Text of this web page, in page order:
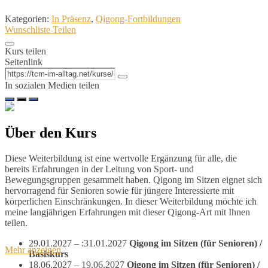
Kategorien: In Präsenz, Qigong-Fortbildungen
Wunschliste Teilen
Kurs teilen
Seitenlink
In sozialen Medien teilen
Über den Kurs
Diese Weiterbildung ist eine wertvolle Ergänzung für alle, die
bereits Erfahrungen in der Leitung von Sport- und
Bewegungsgruppen gesammelt haben. Qigong im Sitzen eignet sich
hervorragend für Senioren sowie für jüngere Interessierte mit
körperlichen Einschränkungen. In dieser Weiterbildung möchte ich
meine langjährigen Erfahrungen mit dieser Qigong-Art mit Ihnen
teilen.
29.01.2027 – :31.01.2027 Qigong im Sitzen (für Senioren) /
Basiskurs
18.06.2027 – 19.06.2027 Qigong im Sitzen (für Senioren) /
Mehr anzeigen